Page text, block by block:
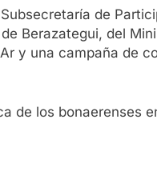
de
Berazategui, del
y una campaña de
de los bonaerenses